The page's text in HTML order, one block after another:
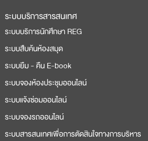
ระบบบริการสารสนเทศ
ระบบบริการนักศึกษา REG
ระบบสืบค้นห้องสมุด
ระบบยืม - คืน E-book
ระบบจองห้องประชุมออนไลน์
ระบบแจ้งซ่อมออนไลน์
ระบบจองรถออนไลน์
ระบบสารสนเทศเพื่อการตัดสินใจทางการบริหาร